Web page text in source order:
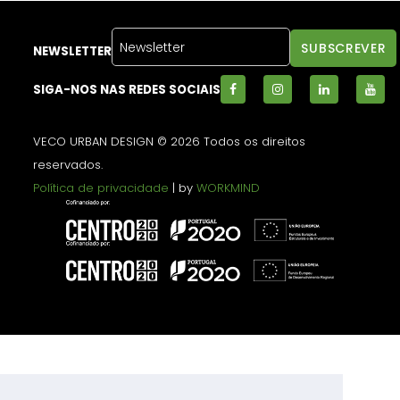
NEWSLETTER
SIGA-NOS NAS REDES SOCIAIS
VECO URBAN DESIGN © 2026 Todos os direitos
reservados.
Política de privacidade | byWORKMIND